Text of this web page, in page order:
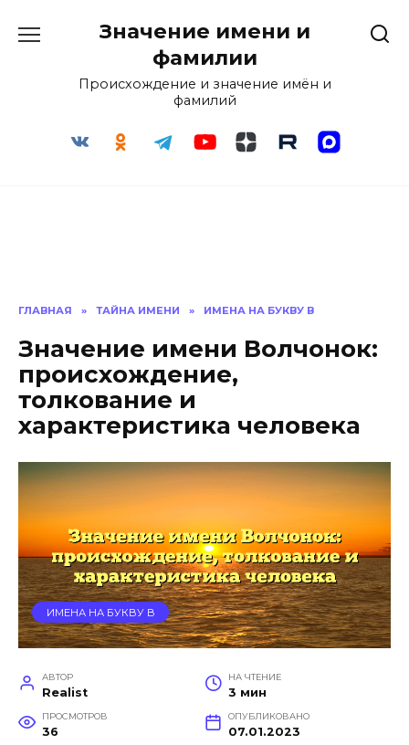
Значение имени и
фамилии
Происхождение и значение имён и
фамилий
ГЛАВНАЯ » ТАЙНА ИМЕНИ » ИМЕНА НА БУКВУ В
Значение имени Волчонок:
происхождение,
толкование и
характеристика человека
ИМЕНА НА БУКВУ В
АВТОР
Realist
НА ЧТЕНИЕ
3 мин
ПРОСМОТРОВ
36
ОПУБЛИКОВАНО
07.01.2023